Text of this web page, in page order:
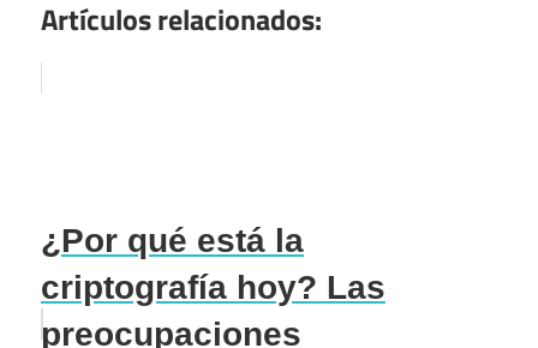
Artículos relacionados:
¿Por qué está la
criptografía hoy? Las
preocupaciones